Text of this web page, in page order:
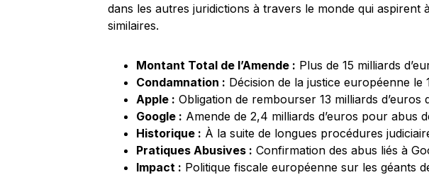
dans les autres juridictions à travers le monde qui aspirent
similaires.
Montant Total de l’Amende : Plus de 15 milliards
Condamnation : Décision de la justice européenne le
Apple : Obligation de rembourser 13 milliards d’euros
Google : Amende de 2,4 milliards d’euros pour abus
Historique : À la suite de longues procédures
Pratiques Abusives : Confirmation des abus liés à
Impact : Politique fiscale européenne sur les géants